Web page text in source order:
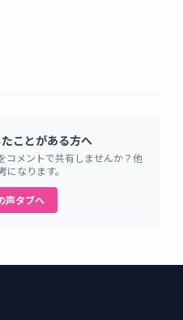
ことがある方へ
コメントで共有しませんか？他
になります。
声タブへ